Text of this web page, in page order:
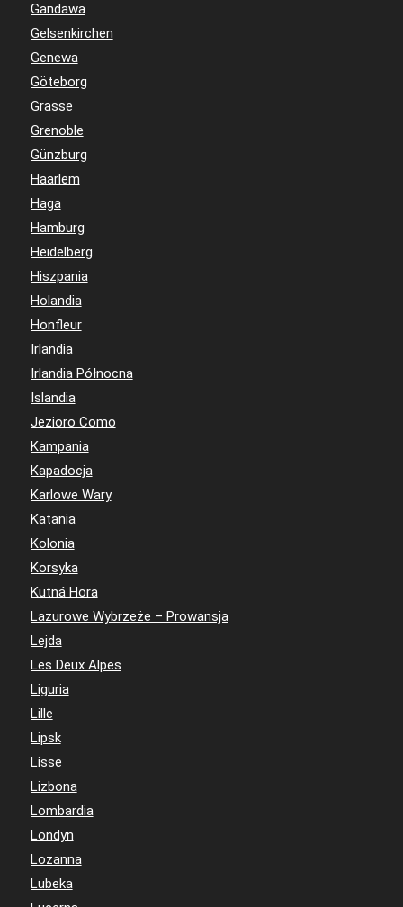
Gandawa
Gelsenkirchen
Genewa
Göteborg
Grasse
Grenoble
Günzburg
Haarlem
Haga
Hamburg
Heidelberg
Hiszpania
Holandia
Honfleur
Irlandia
Irlandia Północna
Islandia
Jezioro Como
Kampania
Kapadocja
Karlowe Wary
Katania
Kolonia
Korsyka
Kutná Hora
Lazurowe Wybrzeże – Prowansja
Lejda
Les Deux Alpes
Liguria
Lille
Lipsk
Lisse
Lizbona
Lombardia
Londyn
Lozanna
Lubeka